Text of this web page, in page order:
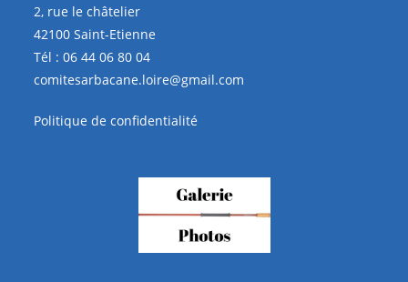
2, rue le châtelier
42100 Saint-Etienne
Tél :06 44 06 80 04
comitesarbacane.loire@gmail.com
Politique de confidentialité